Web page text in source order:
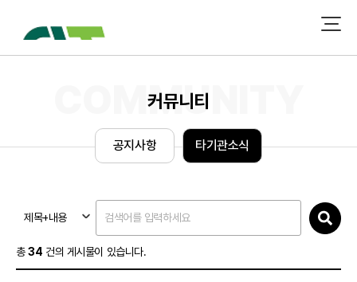
커뮤니티
공지 사항 타기관소식
총34 건의 게시물이 있습니다.
제목+내용